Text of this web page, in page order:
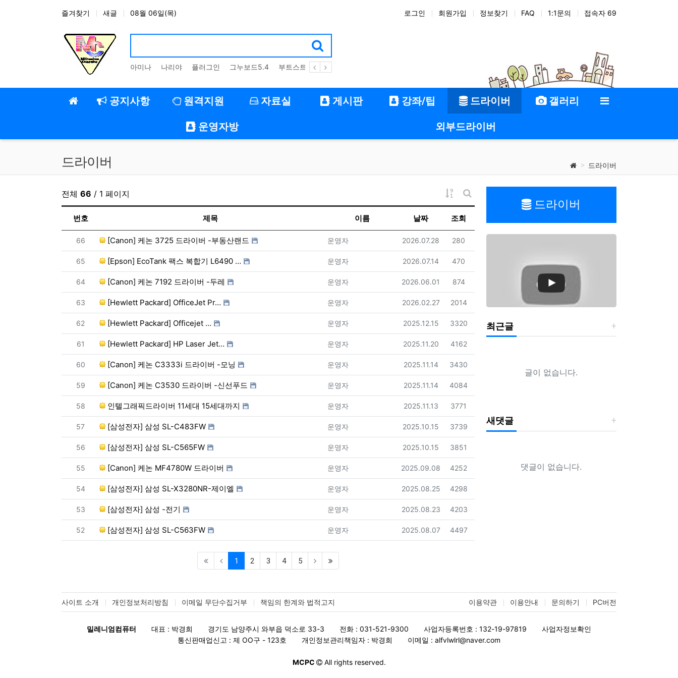
즐겨찾기 새글 08월 06일(목) 로그인 회원가입 정보찾기 FAQ 1:1문의 접속자 69
아미나 나리야 플러그인 그누보드5.4 부트스트랩4
공지사항 원격지원 자료실 게시판 강좌/팁 드라이버 갤러리
운영자방 외부드라이버
드라이버 드라이버
전체 66 / 1 페이지
게시물 정렬
게시판 검색
번호
제목 이름 날짜 조회
번호
66 [Canon] 케논 3725 드라이버 -부동산랜드 등록자
운영자 등록일
2026.07.28 조회
280
번호
65 [Epson] EcoTank 팩스 복합기 L6490 … 등록자
운영자 등록일
2026.07.14 조회
470
번호
64 [Canon] 케논 7192 드라이버 -두레 등록자
운영자 등록일
2026.06.01 조회
874
번호
63 [Hewlett Packard] OfficeJet Pr… 등록자
운영자 등록일
2026.02.27 조회
2014
번호
62 [​Hewlett ​Packard] Officejet … 등록자
운영자 등록일
2025.12.15 조회
3320
번호
61 [Hewlett Packard] HP Laser Jet… 등록자
운영자 등록일
2025.11.20 조회
4162
번호
60 [Canon] 케논 C3333i 드라이버 -모닝 등록자
운영자 등록일
2025.11.14 조회
3430
번호
59 [Canon] 케논 C3530 드라이버 -신선푸드 등록자
운영자 등록일
2025.11.14 조회
4084
번호
58 인텔그래픽드라이버 11세대 15세대까지 등록자
운영자 등록일
2025.11.13 조회
3771
번호
57 [삼성전자] 삼성 SL-C483FW 등록자
운영자 등록일
2025.10.15 조회
3739
번호
56 [삼성전자] 삼성 SL-C565FW 등록자
운영자 등록일
2025.10.15 조회
3851
번호
55 [Canon] 케논 MF4780W 드라이버 등록자
운영자 등록일
2025.09.08 조회
4252
번호
54 [삼성전자] 삼성 SL-X3280NR-제이엘 등록자
운영자 등록일
2025.08.25 조회
4298
번호
53 [삼성전자] 삼성 -전기 등록자
운영자 등록일
2025.08.23 조회
4203
번호
52 [삼성전자] 삼성 SL-C563FW 등록자
운영자 등록일
2025.08.07 조회
4497
1 (current)
2 3 4 5 (last)
드라이버
최근글
글이 없습니다.
새댓글
댓글이 없습니다.
사이트 소개 개인정보처리방침 이메일 무단수집거부 책임의 한계와 법적고지 이용약관 이용안내 문의하기 PC버전
밀레니엄컴퓨터 대표 : 박경희 경기도 남양주시 와부읍 덕소로 33-3 전화 : 031-521-9300 사업자등록번호 : 132-19-97819
사업자정보확인
통신판매업신고 : 제 OO구 - 123호
개인정보관리책임자 : 박경희 이메일 : alfvlwlrl@naver.com
MCPC All rights reserved.